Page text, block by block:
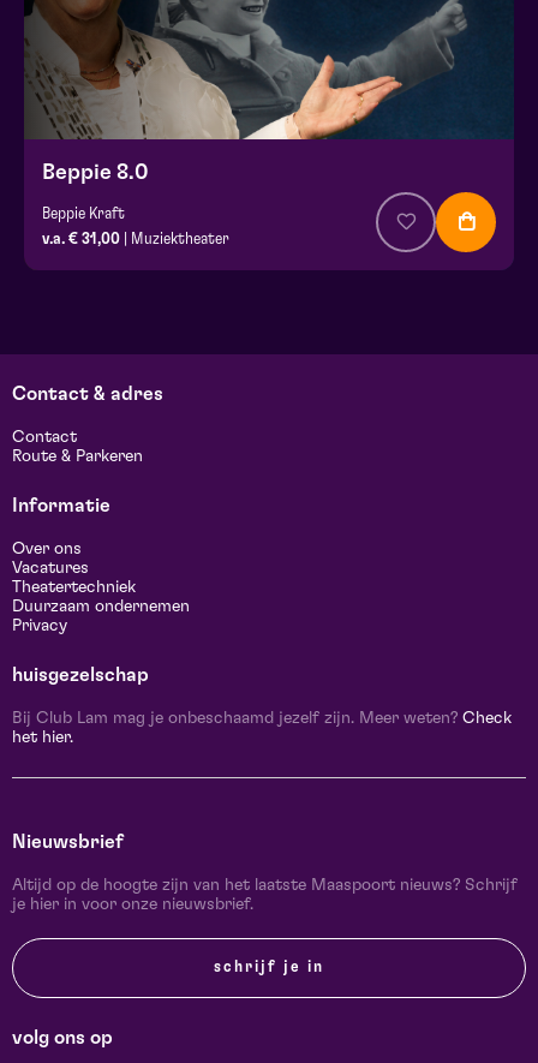
Beppie 8.0
Beppie Kraft
v.a. € 31,00 | Muziektheater
Contact & adres
Contact
Route & Parkeren
Informatie
Over ons
Vacatures
Theatertechniek
Duurzaam ondernemen
Privacy
huisgezelschap
Bij Club Lam mag je onbeschaamd jezelf zijn. Meer weten? Check
het hier.
Nieuwsbrief
Altijd op de hoogte zijn van het laatste Maaspoort nieuws? Schrijf
je hier in voor onze nieuwsbrief.
schrijf je in
volg ons op